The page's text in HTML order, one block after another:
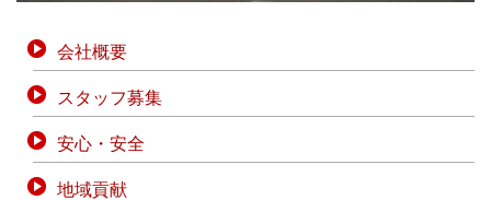
会社概要
スタッフ募集
安心・安全
地域貢献